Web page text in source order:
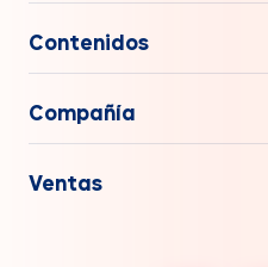
Contenidos
Compañía
Ventas